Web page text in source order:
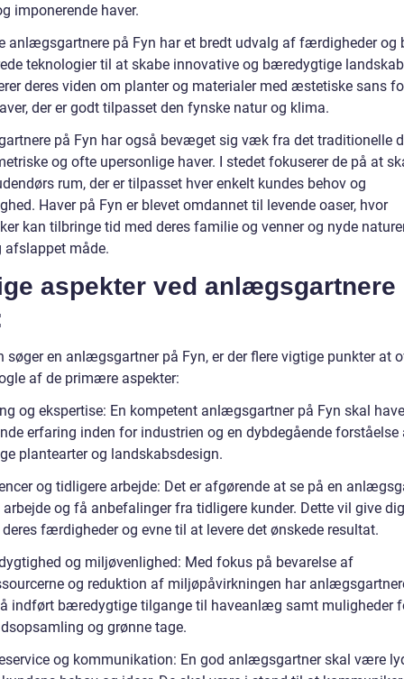
imponerende haver.
anlægsgartnere på Fyn har et bredt udvalg af færdigheder og
teknologier til at skabe innovative og bæredygtige
deres viden om planter og materialer med æstetiske sans
der er godt tilpasset den fynske natur og klima.
på Fyn har også bevæget sig væk fra det traditionelle
og ofte upersonlige haver. I stedet fokuserer de på at
rum, der er tilpasset hver enkelt kundes behov og
Haver på Fyn er blevet omdannet til levende oaser, hvor
kan tilbringe tid med deres familie og venner og nyde
afslappet måde.
aspekter ved anlægsgartnere
søger en anlægsgartner på Fyn, er der flere vigtige punkter at
af de primære aspekter:
og ekspertise: En kompetent anlægsgartner på Fyn skal have
erfaring inden for industrien og en dybdegående forståelse
plantearter og landskabsdesign.
og tidligere arbejde: Det er afgørende at se på en
og få anbefalinger fra tidligere kunder. Dette vil give
færdigheder og evne til at levere det ønskede resultat.
og miljøvenlighed: Med fokus på bevarelse af
og reduktion af miljøpåvirkningen har
indført bæredygtige tilgange til haveanlæg samt muligheder
og grønne tage.
og kommunikation: En god anlægsgartner skal være